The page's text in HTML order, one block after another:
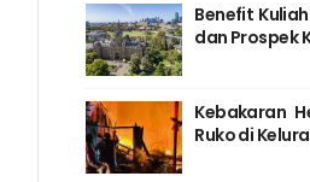
Benefit
dan Prospek
Kebakaran
Ruko di